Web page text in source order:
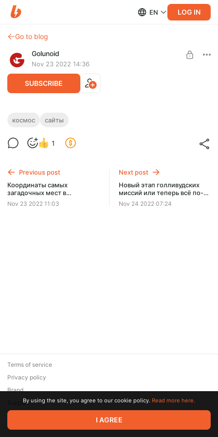
EN LOG IN
Go to blog
Golunoid
Nov 23 2022 14:36
SUBSCRIBE
Самые интересные и полезные сайты о
Специально для Вас мы отобрали самые полезные и
космос сайты
1
Previous post
Координаты самых
загадочных мест в
Антарктиде в Google Earth
Nov 23 2022 11:03
Next post
Новый этап голливудских
миссий или теперь всё по-
настоящему? Комментарии
к запуску американской
Nov 24 2022 07:24
© 2026 Zaya Solutions Limited. All rights reserved. All trademarks
are the property of their respective owners.
Terms of service
Privacy policy
Brand
SupportBy using the site, you agree to our cookie policy. Read more here.
I AGREE